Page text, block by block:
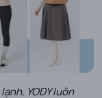
YODY luôn